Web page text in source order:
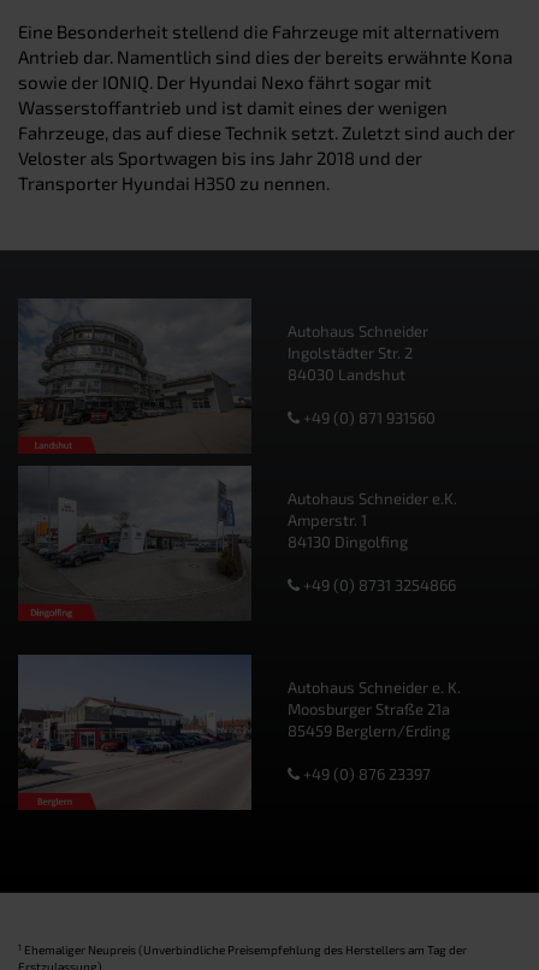
Eine Besonderheit stellend die Fahrzeuge mit alternativem
Antrieb dar. Namentlich sind dies der bereits erwähnte Kona
sowie der IONIQ. Der Hyundai Nexo fährt sogar mit
Wasserstoffantrieb und ist damit eines der wenigen
Fahrzeuge, das auf diese Technik setzt. Zuletzt sind auch der
Veloster als Sportwagen bis ins Jahr 2018 und der
Transporter Hyundai H350 zu nennen.
Autohaus Schneider
Ingolstädter Str. 2
84030 Landshut
+49 (0) 871 931560
Autohaus Schneider e.K.
Amperstr. 1
84130 Dingolfing
+49 (0) 8731 3254866
Autohaus Schneider e. K.
Moosburger Straße 21a
85459 Berglern/Erding
+49 (0) 876 23397
1 Ehemaliger Neupreis (Unverbindliche Preisempfehlung des Herstellers am Tag der
Erstzulassung).